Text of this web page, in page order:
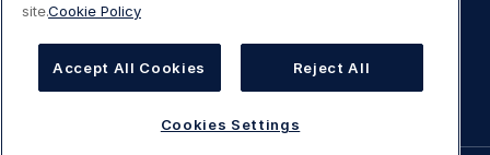
Cookies Settings
site.Cookie Policy
Accept All Cookies Reject All
Cookies Settings